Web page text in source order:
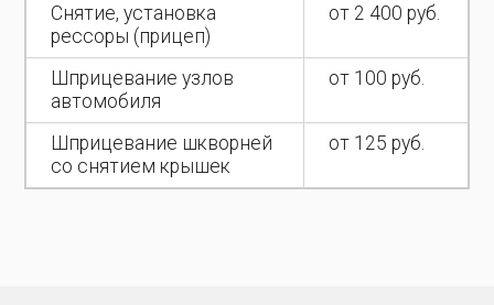
Снятие, установка
рессоры (прицеп)
от 2 400 руб.
Шприцевание узлов
автомобиля
от 100 руб.
Шприцевание шкворней
со снятием крышек
от 125 руб.